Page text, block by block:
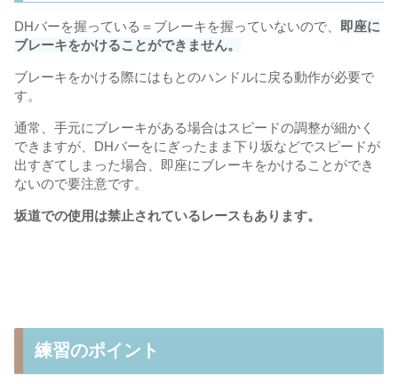
DHバーを握っている＝ブレーキを握っていないので、
即座に
ブレーキをかけることができません。
ブレーキをかける際にはもとのハンドルに戻る動作が必要で
す。
通常、手元にブレーキがある場合はスピードの調整が細かく
できますが、DHバーをにぎったまま下り坂などでスピードが
出すぎてしまった場合、即座にブレーキをかけることができ
ないので要注意です。
坂道での使用は禁止されているレースもあります。
練習のポイント